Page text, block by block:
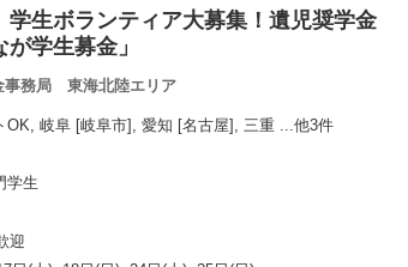
学生ボランティア大募集！遺児奨学金
学生募金」
事務局 東海北陸エリア
OK, 岐阜 [岐阜市], 愛知 [名古屋], 三重 ...他3件
学生
迎